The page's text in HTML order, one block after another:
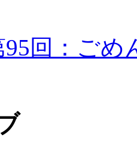
95回：ご